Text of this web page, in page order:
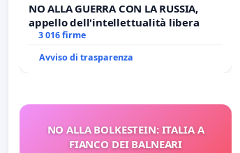
NO ALLA GUERRA CON LA RUSSIA,
appello dell'intellettualità libera
3 016 firme
Avviso di trasparenza
NO ALLA BOLKESTEIN: ITALIA A
FIANCO DEI BALNEARI